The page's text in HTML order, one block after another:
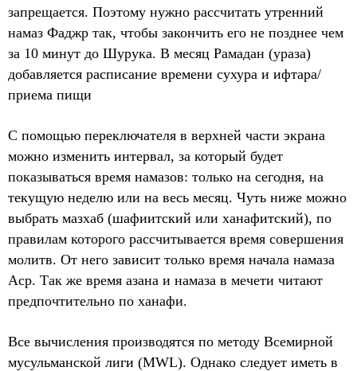
запрещается. Поэтому нужно рассчитать утренний
намаз Фаджр так, чтобы закончить его не позднее чем
за 10 минут до Шурука. В месяц Рамадан (ураза)
добавляется расписание времени сухура и ифтара/
приема пищи
С помощью переключателя в верхней части экрана
можно изменить интервал, за который будет
показываться время намазов: только на сегодня, на
текущую неделю или на весь месяц. Чуть ниже можно
выбрать мазхаб (шафиитский или ханафитский), по
правилам которого рассчитывается время совершения
молитв. От него зависит только время начала намаза
Аср. Так же время азана и намаза в мечети читают
предпочтительно по ханафи.
Все вычисления производятся по методу Всемирной
мусульманской лиги (MWL). Однако следует иметь в